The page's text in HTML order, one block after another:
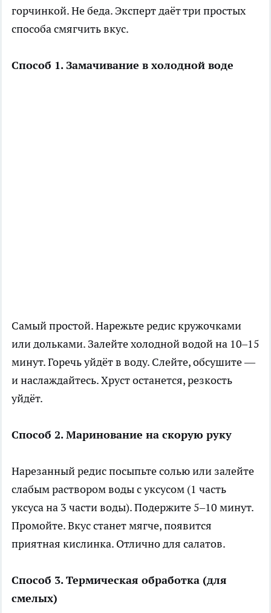
горчинкой. Не беда. Эксперт даёт три простых
способа смягчить вкус.
Способ 1. Замачивание в холодной воде
Самый простой. Нарежьте редис кружочками
или дольками. Залейте холодной водой на 10–15
минут. Горечь уйдёт в воду. Слейте, обсушите —
и наслаждайтесь. Хруст останется, резкость
уйдёт.
Способ 2. Маринование на скорую руку
Нарезанный редис посыпьте солью или залейте
слабым раствором воды с уксусом (1 часть
уксуса на 3 части воды). Подержите 5–10 минут.
Промойте. Вкус станет мягче, появится
приятная кислинка. Отлично для салатов.
Способ 3. Термическая обработка (для
смелых)